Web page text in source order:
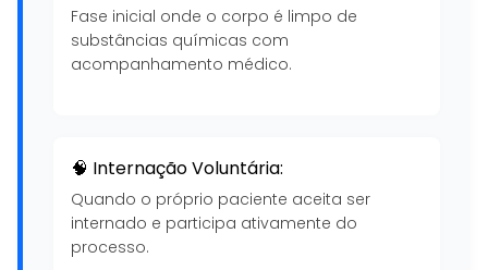
Fase inicial onde o corpo é limpo de
substâncias químicas com
acompanhamento médico.
🧠 Internação Voluntária:
Quando o próprio paciente aceita ser
internado e participa ativamente do
processo.